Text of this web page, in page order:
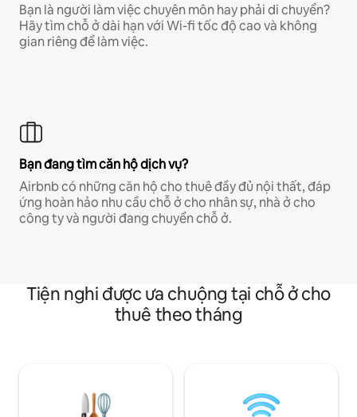
Bạn là người làm việc chuyên môn hay phải di chuyển?
Hãy tìm chỗ ở dài hạn với Wi-fi tốc độ cao và không
gian riêng để làm việc.
Bạn đang tìm căn hộ dịch vụ?
Airbnb có những căn hộ cho thuê đầy đủ nội thất, đáp
ứng hoàn hảo nhu cầu chỗ ở cho nhân sự, nhà ở cho
công ty và người đang chuyển chỗ ở.
Tiện nghi được ưa chuộng tại chỗ ở cho
thuê theo tháng